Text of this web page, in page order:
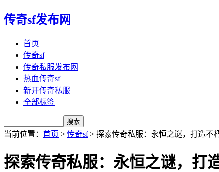
传奇sf发布网
首页
传奇sf
传奇私服发布网
热血传奇sf
新开传奇私服
全部标签
当前位置： 首页 > 传奇sf> 探索传奇私服：永恒之谜，打造不
探索传奇私服：永恒之谜，打